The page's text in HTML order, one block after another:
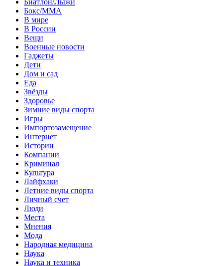
Бокс/MMA
В мире
В России
Вещи
Военные новости
Гаджеты
Дети
Дом и сад
Еда
Звёзды
Здоровье
Зимние виды спорта
Игры
Импортозамещение
Интернет
Истории
Компании
Криминал
Культура
Лайфхаки
Летние виды спорта
Личный счет
Люди
Места
Мнения
Мода
Народная медицина
Наука
Наука и техника